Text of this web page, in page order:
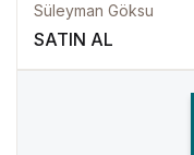
Süleyman Göksu
SATIN AL